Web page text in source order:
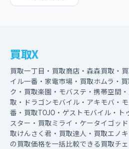
買取X
買取一丁目・買取商店・森森買取・
イル一番・家電市場・買取ホムラ・
ク・買取楽園・モバステ・携帯空間
取・ドラゴンモバイル・アキモバ・
番・買取TOJO・ゲストモバイル・ト
スター・買取ミライ・ケータイゴッ
取けんさく君・買取達人・買取エノ
の買取価格を一括比較できる買取チ